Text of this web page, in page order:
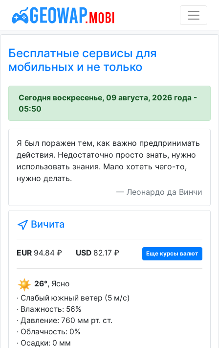
Бесплатные сервисы для
мобильных и не только
Сегодня воскресенье, 09 августа, 2026 года -
05:50
Я был поражен тем, как важно предпринимать
действия. Недостаточно просто знать, нужно
использовать знания. Мало хотеть чего-то,
нужно делать.
Леонардо да Винчи
Вичита
EUR 94.84 ₽ USD 82.17 ₽ Еще курсы валют
26°, Ясно
· Слабый южный ветер (5 м/с)
· Влажность: 56%
· Давление: 760 мм рт. ст.
· Облачность: 0%
· Осадки: 0 мм